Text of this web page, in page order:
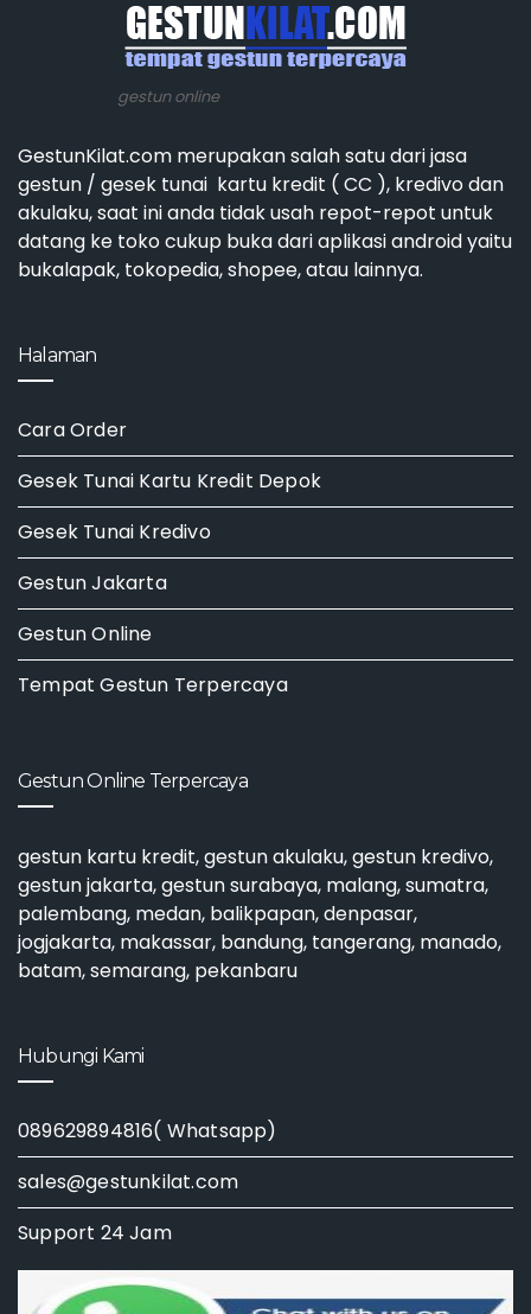
gestun online
GestunKilat.com merupakan salah satu dari jasa
gestun / gesek tunai kartu kredit ( CC ), kredivo dan
akulaku, saat ini anda tidak usah repot-repot untuk
datang ke toko cukup buka dari aplikasi android yaitu
bukalapak, tokopedia, shopee, atau lainnya.
Halaman
Cara Order
Gesek Tunai Kartu Kredit Depok
Gesek Tunai Kredivo
Gestun Jakarta
Gestun Online
Tempat Gestun Terpercaya
Gestun Online Terpercaya
gestun kartu kredit,gestun akulaku,gestun kredivo,
gestun jakarta,gestun surabaya, malang, sumatra,
palembang, medan, balikpapan, denpasar,
jogjakarta, makassar, bandung, tangerang, manado,
batam, semarang, pekanbaru
Hubungi Kami
089629894816( Whatsapp)
sales@gestunkilat.com
Support 24 Jam